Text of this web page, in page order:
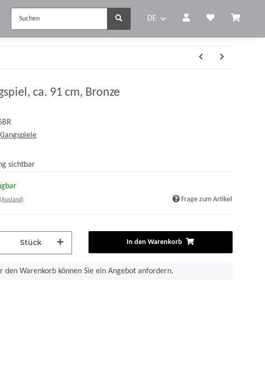
DE
ca. 91 cm, Bronze
sichtbar
(Ausland) Frage zum Artikel
Stück In den Warenkorb
den Warenkorb können Sie ein Angebot anfordern.